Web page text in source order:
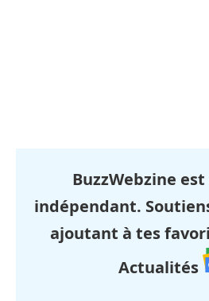
BuzzWebzine
indépendant.
ajoutant à tes
Actualités